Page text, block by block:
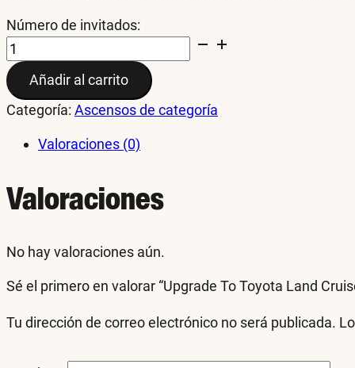
Número de invitados:
Upgrade
To
Toyota
Land
Cruiser
250
Añadir al carrito
Categoría: Ascensos de categoría
Valoraciones (0)
Valoraciones
No hay valoraciones aún.
Sé el primero en valorar “Upgrade To Toyota Land
Tu dirección de correo electrónico no será publicada.